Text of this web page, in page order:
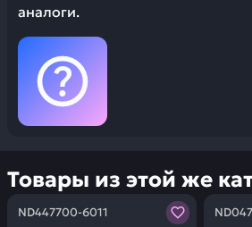
аналоги.
Товары из этой же
ND447700-6011
Заказывая запчасти у нас, вы